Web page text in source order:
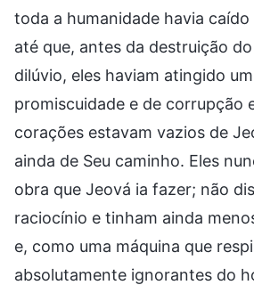
toda a humanidade havia
até que, antes da destruição
dilúvio, eles haviam atingido
promiscuidade e de corrupção
corações estavam vazios de
ainda de Seu caminho. Eles
obra que Jeová ia fazer; não
raciocínio e tinham ainda
e, como uma máquina que
absolutamente ignorantes do